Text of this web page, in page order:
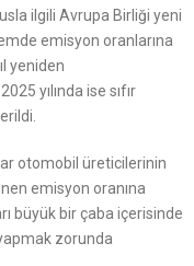
ilgili Avrupa Birliği yeni
emisyon oranlarına
yeniden
yılında ise sıfır
otomobil üreticilerinin
emisyon oranına
büyük bir çaba içerisinde
zorunda